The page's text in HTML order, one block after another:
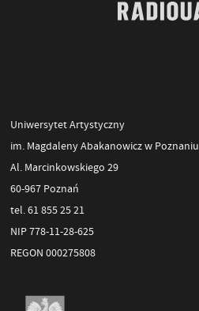
Uniwersytet Artystyczny
im. Magdaleny Abakanowicz w Poznaniu
Al. Marcinkowskiego 29
60-967 Poznań
tel. 61 855 25 21
NIP 778-11-28-625
REGON 000275808